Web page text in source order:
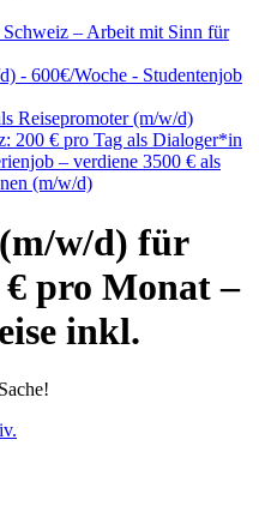
– Arbeit mit Sinn für
- 600€/Woche - Studentenjob
Reisepromoter (m/w/d)
200 € pro Tag als Dialoger*in
– verdiene 3500 € als
(m/w/d)
w/d) für
pro Monat –
inkl.